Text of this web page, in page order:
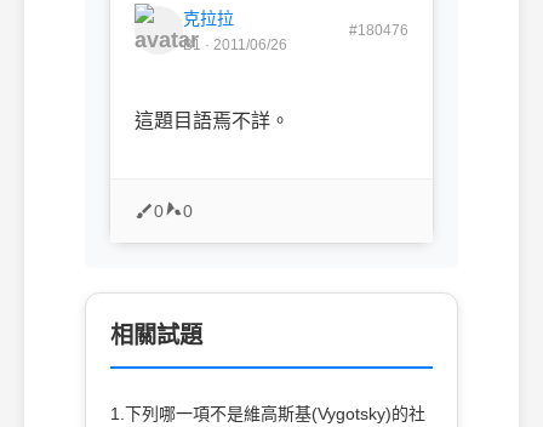
克拉拉
B1 · 2011/06/26
#180476
這題目語焉不詳。
0 0
相關試題
1.下列哪一項不是維高斯基(Vygotsky)的社